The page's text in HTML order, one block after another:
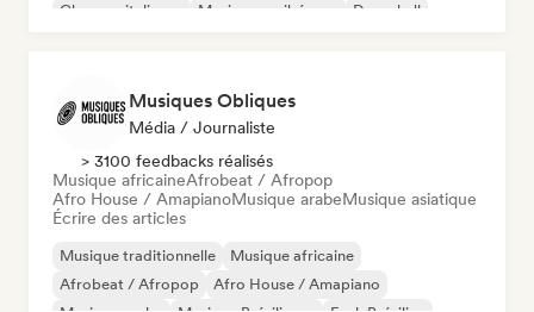
Chanson italienne
Musique caribéenne Dancehall
Musiques Obliques
Média / Journaliste
> 3100 feedbacks réalisés
Musique africaineAfrobeat / Afropop
Afro House / AmapianoMusique arabeMusique asiatique
Écrire des articles
Musique traditionnelle
Musique africaine
Afrobeat / Afropop
Afro House / Amapiano